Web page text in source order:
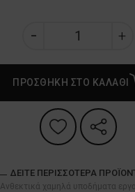
ΠΡΟΣΘΗΚΗ ΣΤΟ ΚΑΛΑΘΙ
ΔΕΊΤΕ ΠΕΡΙΣΣΌΤΕΡΑ
Ανθεκτικά χαμηλά υποδήματα